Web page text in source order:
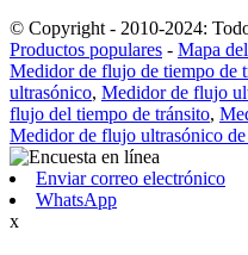
© Copyright - 2010-2024:
Productos populares - Mapa
Medidor de flujo de tiempo de
ultrasónico, Medidor de flujo
flujo del tiempo de tránsito,
Medidor de flujo ultrasónico
Enviar correo electrónico
WhatsApp
x